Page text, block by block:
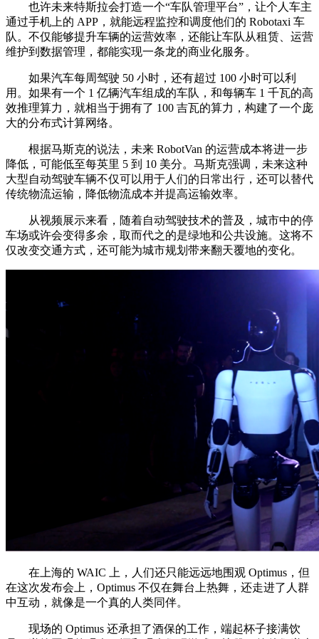
也许未来特斯拉会打造一个“车队管理平台”，让个人车主
通过手机上的 APP，就能远程监控和调度他们的 Robotaxi 车
队。不仅能够提升车辆的运营效率，还能让车队从租赁、运营
维护到数据管理，都能实现一条龙的商业化服务。
如果汽车每周驾驶 50 小时，还有超过 100 小时可以利
用。如果有一个 1 亿辆汽车组成的车队，和每辆车 1 千瓦的高
效推理算力，就相当于拥有了 100 吉瓦的算力，构建了一个庞
大的分布式计算网络。
根据马斯克的说法，未来 RobotVan 的运营成本将进一步
降低，可能低至每英里 5 到 10 美分。马斯克强调，未来这种
大型自动驾驶车辆不仅可以用于人们的日常出行，还可以替代
传统物流运输，降低物流成本并提高运输效率。
从视频展示来看，随着自动驾驶技术的普及，城市中的停
车场或许会变得多余，取而代之的是绿地和公共设施。这将不
仅改变交通方式，还可能为城市规划带来翻天覆地的变化。
在上海的 WAIC 上，人们还只能远远地围观 Optimus，但
在这次发布会上，Optimus 不仅在舞台上热舞，还走进了人群
中互动，就像是一个真的人类同伴。
现场的 Optimus 还承担了酒保的工作，端起杯子接满饮